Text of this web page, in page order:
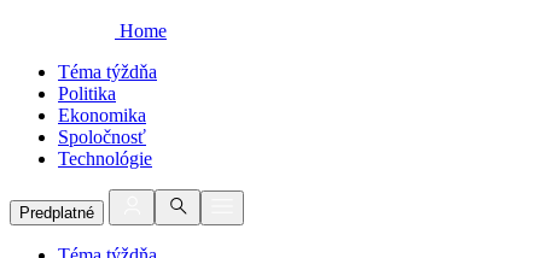
Home
Téma týždňa
Politika
Ekonomika
Spoločnosť
Technológie
Predplatné